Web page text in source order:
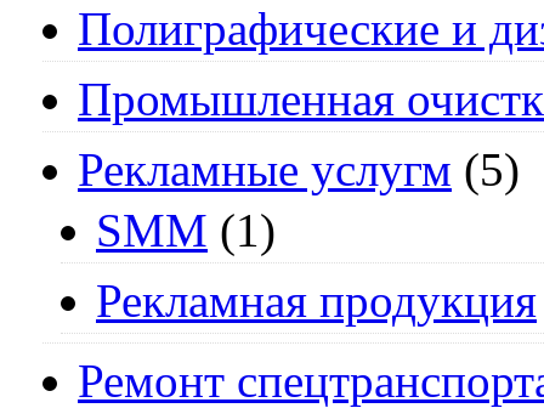
Полиграфические и
Промышленная
Рекламные услугм (5)
SMM (1)
Рекламная продукция
Ремонт